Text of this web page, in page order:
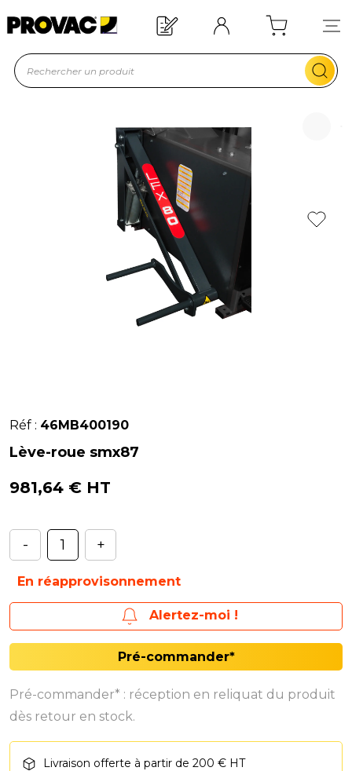
Offre de bienvenue : 20€ offerts !
En savoir plus
Réf : 46MB400190
Lève-roue smx87
981,64 € HT
- +
En réapprovisonnement
Alertez-moi !
Pré-commander*
Pré-commander* : réception en reliquat du produit
dès retour en stock.
Livraison offerte à partir de 200 € HT